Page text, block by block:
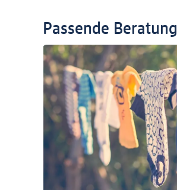
Passende Beratung